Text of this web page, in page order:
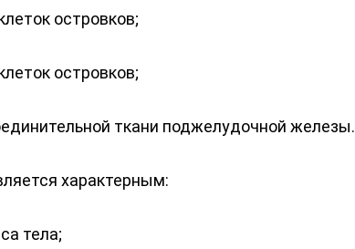
островков;
островков;
ткани поджелудочной железы.
характерным:
тела;